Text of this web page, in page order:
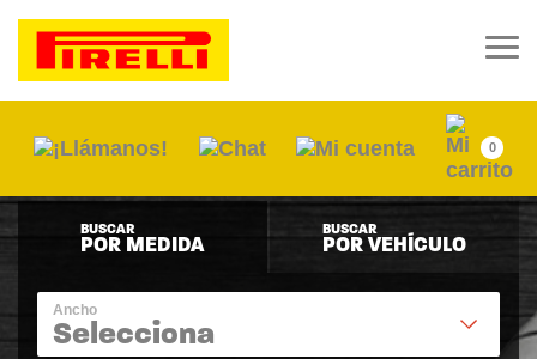
0
BUSCAR
POR MEDIDA
BUSCAR
POR VEHÍCULO
Ancho
Selecciona